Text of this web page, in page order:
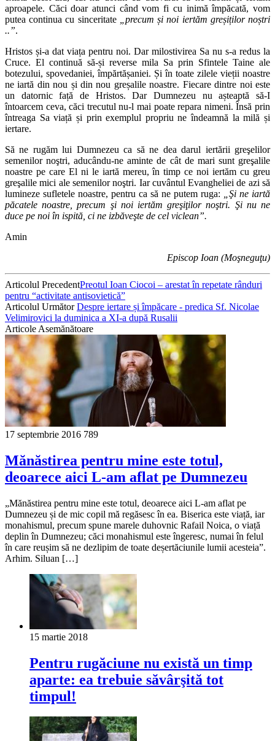
aproapele. Căci doar atunci când vom fi cu inimă împăcată, vom
putea continua cu sinceritate
„precum și noi iertăm greșiților noștri
..”.
Hristos și-a dat viața pentru noi. Dar milostivirea Sa nu s-a redus la
Cruce. El continuă să-și reverse mila Sa prin Sfintele Taine ale
botezului, spovedaniei, împărtășaniei. Și în toate zilele vieții noastre
ne iartă din nou și din nou greșalile noastre. Fiecare dintre noi este
un datornic față de Hristos. Dar Dumnezeu nu așteaptă să-I
întoarcem ceva, căci trecutul nu-l mai poate repara nimeni. Însă prin
întreaga Sa viață și prin exemplul propriu ne îndeamnă la milă și
iertare.
Să ne rugăm lui Dumnezeu ca să ne dea darul iertării greşelilor
semenilor noştri, aducându-ne aminte de cât de mari sunt greşalile
noastre pe care El ni le iartă mereu, în timp ce noi iertăm cu greu
greşalile mici ale semenilor noştri. Iar cuvântul Evangheliei de azi să
lumineze sufletele noastre, pentru ca să ne putem ruga:
„Şi ne iartă
păcatele noastre, precum şi noi iertăm greşiţilor noştri. Şi nu ne
duce pe noi în ispită, ci ne izbăveşte de cel viclean”.
Amin
Episcop Ioan (Moşneguţu)
Articolul PrecedentPreotul Ioan Ciocoi – arestat în repetate rânduri
pentru “activitate antisovietică”
Articolul UrmătorDespre iertare și împăcare - predica Sf. Nicolae
Velimirovici la duminica a XI-a după Rusalii
Articole Asemănătoare
17 septembrie 2016 789
Mănăstirea pentru mine este totul,
deoarece aici L-am aflat pe Dumnezeu
„Mănăstirea pentru mine este totul, deoarece aici L-am aflat pe
Dumnezeu și de mic copil mă regăsesc în ea. Biserica este viață, iar
monahismul, precum spune marele duhovnic Rafail Noica, o viață
deplin în Dumnezeu; căci monahismul este îngeresc, numai în felul
în care reușim să ne dezlipim de toate deșertăciunile lumii acesteia”.
Arhim. Siluan […]
15 martie 2018
Pentru rugăciune nu există un timp
aparte: ea trebuie săvârşită tot
timpul!